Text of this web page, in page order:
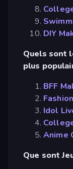
DIY
Quels sont
plus
BFF
Idol
Anime
Que sont